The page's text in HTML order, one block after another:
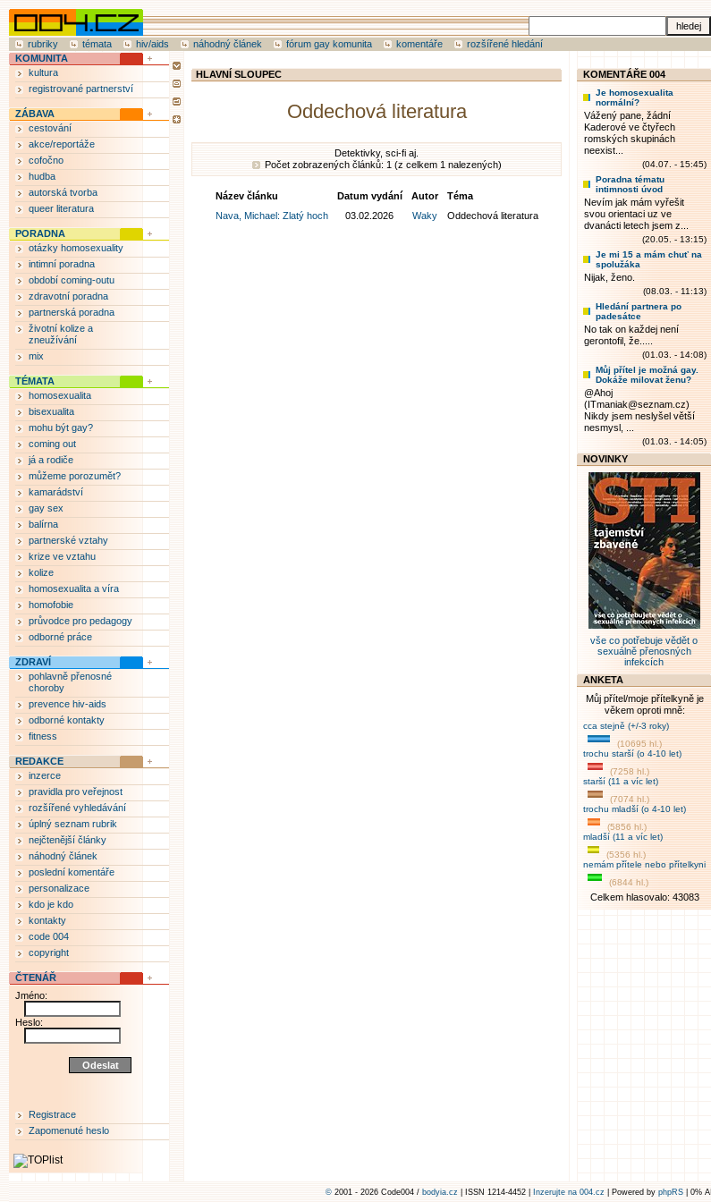
rubriky témata hiv/aids náhodný článek fórum gay komunita komentáře rozšířené hledání
HLAVNÍ SLOUPEC
Oddechová literatura
Detektivky, sci-fi aj.
Počet zobrazených článků: 1 (z celkem 1 nalezených)
Název článku Datum vydání Autor
Téma
Nava, Michael: Zlatý hoch
03.02.2026 Waky Oddechová literatura
KOMUNITA
kultura
registrované partnerství
ZÁBAVA
cestování
akce/reportáže
cofočno
hudba
autorská tvorba
queer literatura
PORADNA
otázky homosexuality
intimní poradna
období coming-outu
zdravotní poradna
partnerská poradna
životní kolize a
zneužívání
mix
TÉMATA
homosexualita
bisexualita
mohu být gay?
coming out
já a rodiče
můžeme porozumět?
kamarádství
gay sex
balírna
partnerské vztahy
krize ve vztahu
kolize
homosexualita a víra
homofobie
průvodce pro pedagogy
odborné práce
ZDRAVÍ
pohlavně přenosné
choroby
prevence hiv-aids
odborné kontakty
fitness
REDAKCE
inzerce
pravidla pro veřejnost
rozšířené vyhledávání
úplný seznam rubrik
nejčtenější články
náhodný článek
poslední komentáře
personalizace
kdo je kdo
kontakty
code 004
copyright
ČTENÁŘ
Jméno:
Heslo:
Registrace
Zapomenuté heslo
KOMENTÁŘE 004
Je homosexualita
normální?
Vážený pane, žádní
Kaderové ve čtyřech
romských skupinách
neexist...
(04.07. - 15:45)
Poradna tématu
intimnosti úvod
Nevím jak mám vyřešit
svou orientaci uz ve
dvanácti letech jsem z...
(20.05. - 13:15)
Je mi 15 a mám chuť na
spolužáka
Nijak, ženo.
(08.03. - 11:13)
Hledání partnera po
padesátce
No tak on každej není
gerontofil, že.....
(01.03. - 14:08)
Můj přítel je možná gay.
Dokáže milovat ženu?
@Ahoj
(ITmaniak@seznam.cz)
Nikdy jsem neslyšel větší
nesmysl, ...
(01.03. - 14:05)
NOVINKY
vše co potřebuje vědět o
sexuálně přenosných
infekcích
ANKETA
Můj přítel/moje přítelkyně je
věkem oproti mně:
cca stejně (+/-3 roky)
(10695 hl.)
trochu starší (o 4-10 let)
(7258 hl.)
starší (11 a víc let)
(7074 hl.)
trochu mladší (o 4-10 let)
(5856 hl.)
mladší (11 a víc let)
(5356 hl.)
nemám přítele nebo přítelkyni
(6844 hl.)
Celkem hlasovalo: 43083
© 2001 - 2026 Code004 / bodyia.cz | ISSN 1214-4452 | Inzerujte na 004.cz | Powered by phpRS | 0% AI